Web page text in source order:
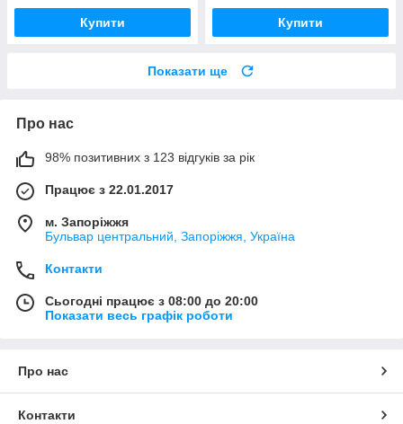
Купити Купити
Показати ще
Про нас
98% позитивних з 123 відгуків за рік
Працює з 22.01.2017
м. Запоріжжя
Бульвар центральний, Запоріжжя, Україна
Контакти
Сьогодні працює з 08:00 до 20:00
Показати весь графік роботи
Про нас
Контакти